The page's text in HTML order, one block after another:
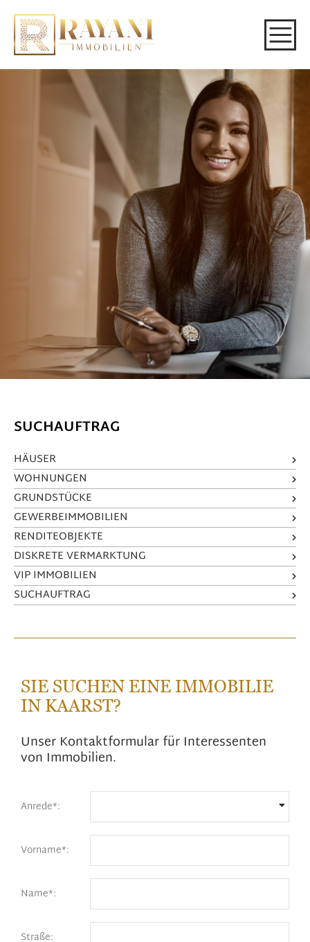
SUCHAUFTRAG
HÄUSER
WOHNUNGEN
GRUNDSTÜCKE
GEWERBEIMMOBILIEN
RENDITEOBJEKTE
DISKRETE VERMARKTUNG
VIP IMMOBILIEN
SUCHAUFTRAG
SIE SUCHEN EINE IMMOBILIE
IN KAARST?
Unser Kontaktformular für Interessenten
von Immobilien.
Anrede*:
Vorname*:
Name*:
Straße: